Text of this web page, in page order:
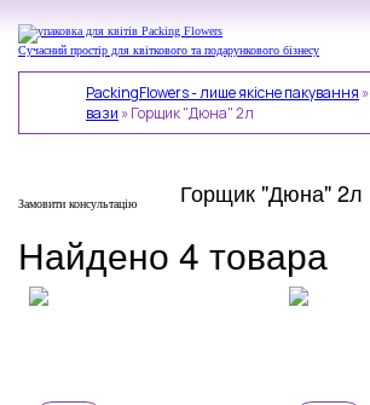
Сучасний простір для квіткового та подарункового бізнесу
PackingFlowers - лише якісне пакування »
вази »Горщик "Дюна" 2л
Горщик "Дюна" 2л
Замовити консультацію
Найдено 4 товара